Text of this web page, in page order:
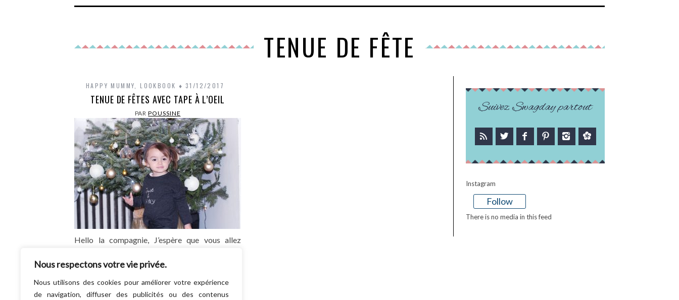
Nous respectons votre vie privée.
Nous utilisons des cookies pour améliorer votre expérience
de navigation, diffuser des publicités ou des contenus
TENUE DE FÊTE
HAPPY MUMMY ,LOOKBOOK 31/12/2017
TENUE DE FÊTES AVEC TAPE À L’OEIL
PARPOUSSINE
Hello la compagnie, J’espère que vous allez
Tape à l’Oeil spécial croquette Ahhh les fêtes de
LIRE LA SUITE
Suivez Swagday partout
Instagram
Follow
There is no media in this feed